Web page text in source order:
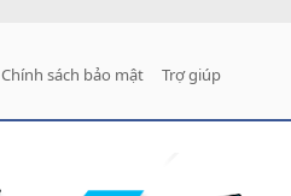
Chính sách bảo mật
Trợ giúp